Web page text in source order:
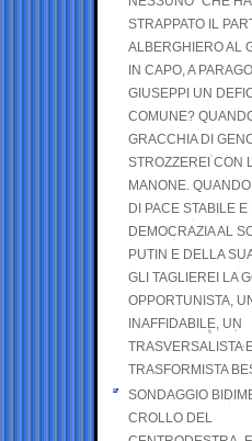
STRAPPATO IL
ALBERGHIERO AL
IN CAPO, A
GIUSEPPI UN
COMUNE?
GRACCHIA DI
STROZZEREI CON
MANONE.
DI PACE STABILE E
DEMOCRAZIA AL
PUTIN E DELLA
GLI TAGLIEREI LA
OPPORTUNISTA,
INAFFIDABILE, UN
TRASVERSALISTA
TRASFORMISTA
SONDAGGIO
CROLLO DEL